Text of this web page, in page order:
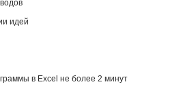
идей
в Excel не более 2 минут